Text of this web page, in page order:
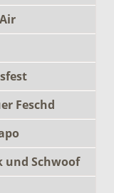
Feschd
und Schwoof